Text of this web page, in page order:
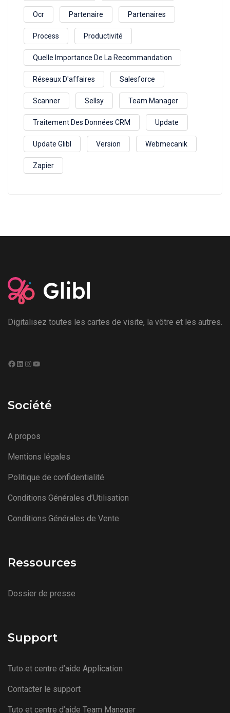
Ocr Partenaire Partenaires
Process Productivité
Quelle Importance De La Recommandation
Réseaux D'affaires Salesforce
Scanner Sellsy Team Manager
Traitement Des Données CRM Update
Update Glibl Version Webmecanik
Zapier
Digitalisez toutes les cartes de visite, la vôtre et les autres.
Facebook
LinkedIn
Instagram
Société
A propos
Mentions légales
Politique de confidentialité
Conditions Générales d’Utilisation
Conditions Générales de Vente
Ressources
Dossier de presse
Support
Tuto et centre d’aide Application
Contacter le support
Tuto et centre d’aide Team Manager